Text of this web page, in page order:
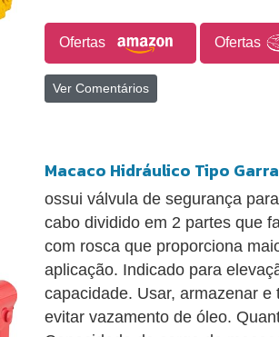
Ofertas Ofertas
Ver Comentários
Macaco Hidráulico Tipo
ossui válvula de segurança
cabo dividido em 2 partes que
com rosca que proporciona
aplicação. Indicado para
capacidade. Usar, armazenar
evitar vazamento de óleo.